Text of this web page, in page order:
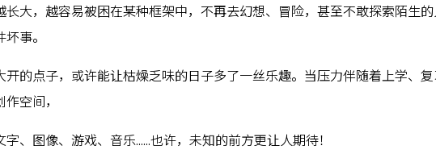
长大，越容易被困在某种框架中，不再去幻想、冒险，甚至不敢探索陌生
事。
开的点子，或许能让枯燥乏味的日子多了一丝乐趣。当压力伴随着上学、
空间，
字、图像、游戏、音乐……也许，未知的前方更让人期待！